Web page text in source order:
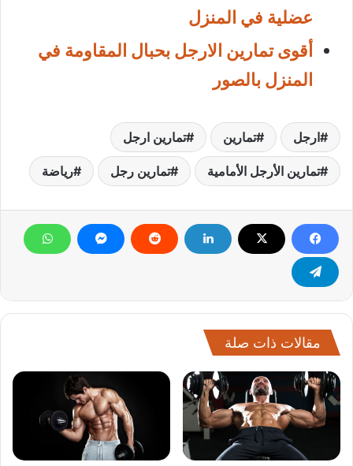
عضلية في المنزل
أقوى تمارين الارجل بحبال المقاومة في
المنزل بالصور
ارجل تمارين تمارين ارجل
تمارين الأرجل الأمامية تمارين رجل رياضة
مقالات ذات صلة